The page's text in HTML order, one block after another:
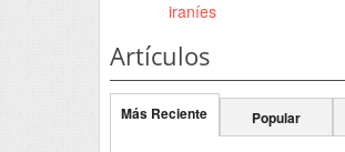
iraníes
Artículos
Más Reciente Popular